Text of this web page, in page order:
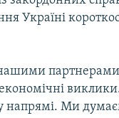
Україні
напрямі. Ми